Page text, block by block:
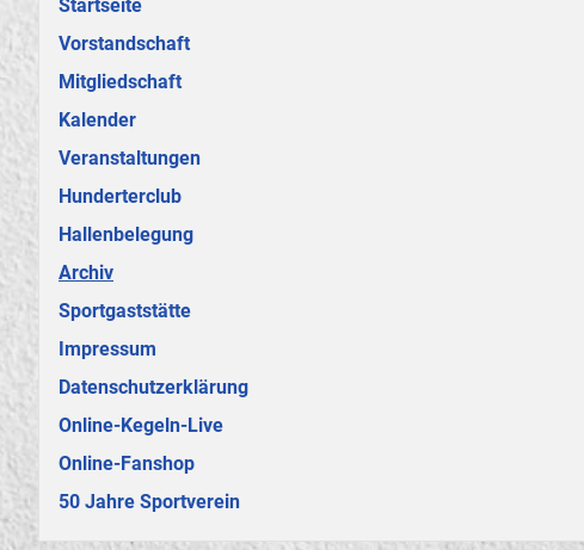
Startseite
Vorstandschaft
Mitgliedschaft
Kalender
Veranstaltungen
Hunderterclub
Hallenbelegung
Archiv
Sportgaststätte
Impressum
Datenschutzerklärung
Online-Kegeln-Live
Online-Fanshop
50 Jahre Sportverein